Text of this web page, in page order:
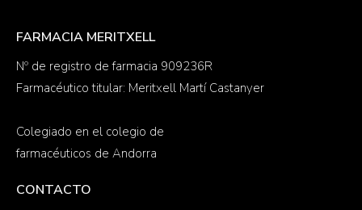
FARMACIA MERITXELL
Nº de registro de farmacia 909236R
Farmacéutico titular: Meritxell Martí Castanyer
Colegiado en el colegio de
farmacéuticos de Andorra
CONTACTO